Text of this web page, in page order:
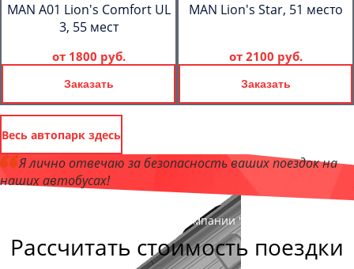
MAN A01 Lion's Comfort UL
3, 55 мест
от 1800 руб.
Заказать
MAN Lion's Star, 51 место
от 2100 руб.
Заказать
Весь автопарк здесь
Я лично отвечаю за безопасность ваших поездок на
наших автобусах!
, директор компании "КировБас"
Рассчитать стоимость поездки